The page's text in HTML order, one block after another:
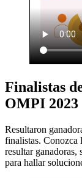
Finalistas
OMPI 2023
Resultaron
finalistas. Conozca
resultar ganadoras,
para hallar